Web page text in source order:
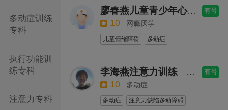
多动症训练
专科
执行功能训
练专科
注意力专科
抽动症
厌学
儿童青少年心理行为障碍
阅读障碍
记忆障碍
人际沟通障碍
多动症
注意力不集中
抑郁
焦虑测评
社交恐惧
家庭关系测评
网瘾
心理治疗
廖春燕儿童青少年心理 心理
有号
10 网瘾厌学
儿童情绪障碍
多动症
学习能力障碍
焦虑症
抑郁症
创伤后应激障碍
婚恋心理问题
心理咨询
李海燕注意力训练 心理咨询
有号
10 多动症
多动症
注意力缺陷多动障碍